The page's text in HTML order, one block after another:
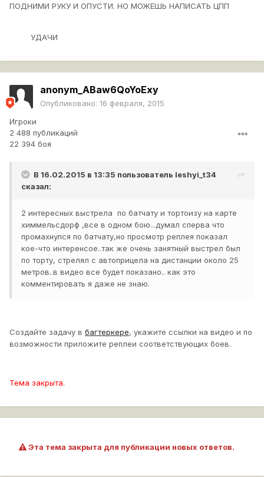
ПОДНИМИ РУКУ И ОПУСТИ. НО МОЖЕШЬ НАПИСАТЬ ЦПП
УДАЧИ
anonym_ABaw6QoYoExy
Опубликовано: 16 февраля, 2015
Игроки
2 488 публикаций
22 394 боя
В 16.02.2015 в 13:35 пользователь leshyi_t34
сказал:
2 интересных выстрела по батчату и тортоизу на карте
химмельсдорф ,все в одном бою...думал сперва что
промахнулся по батчату,но просмотр реплея показал
кое-что интеренсое..так же очень занятный выстрел был
по торту, стрелял с автоприцела на дистанции около 25
метров..в видео все будет показано.. как это
комментировать я даже не знаю.
Создайте задачу в багтеркере, укажите ссылки на видео и по
возможности приложите реплеи соответствующих боев.
Тема закрыта.
Эта тема закрыта для публикации новых ответов.